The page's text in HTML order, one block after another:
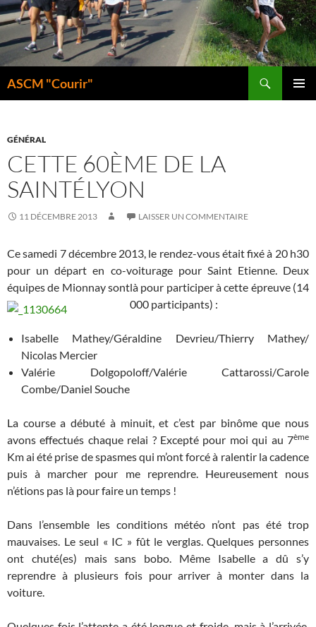
Aller
au
contenu
ASCM "Courir"
GÉNÉRAL
CETTE 60ÈME DE LA
SAINTÉLYON
11 DÉCEMBRE 2013 LAISSER UN COMMENTAIRE
Ce samedi 7 décembre 2013, le rendez-vous était fixé à 20 h30
pour un départ en co-voiturage pour Saint Etienne. Deux
équipes de Mionnay sontlà pour participer à cette épreuve (14
000 participants) :
Isabelle Mathey/Géraldine Devrieu/Thierry Mathey/
Nicolas Mercier
Valérie Dolgopoloff/Valérie Cattarossi/Carole
Combe/Daniel Souche
La course a débuté à minuit, et c’est par binôme que nous
avons effectués chaque relai ? Excepté pour moi qui au 7ème
Km ai été prise de spasmes qui m’ont forcé à ralentir la cadence
puis à marcher pour me reprendre. Heureusement nous
n’étions pas là pour faire un temps !
Dans l’ensemble les conditions météo n’ont pas été trop
mauvaises. Le seul « IC » fût le verglas. Quelques personnes
ont chuté(es) mais sans bobo. Même Isabelle a dû s’y
reprendre à plusieurs fois pour arriver à monter dans la
voiture.